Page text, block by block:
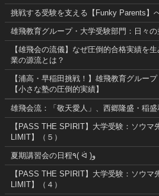
挑戦する受験を支える【Funky Parents】
雄飛教育グループ・大学受験部門：日々の
【雄飛会の流儀】なぜ圧倒的合格実績を
業の源流とは？
【浦高・早稲田挑戦！】雄飛教育グルー
【小さな塾の圧倒的実績】
雄飛会流：「敬天愛人」、西郷隆盛・稲
【PASS THE SPIRIT】大学受験：ソウマ
LIMIT】（５）
夏期講習会の日程٩( ᐛ )و
【PASS THE SPIRIT】大学受験：ソウマ
LIMIT】（４）